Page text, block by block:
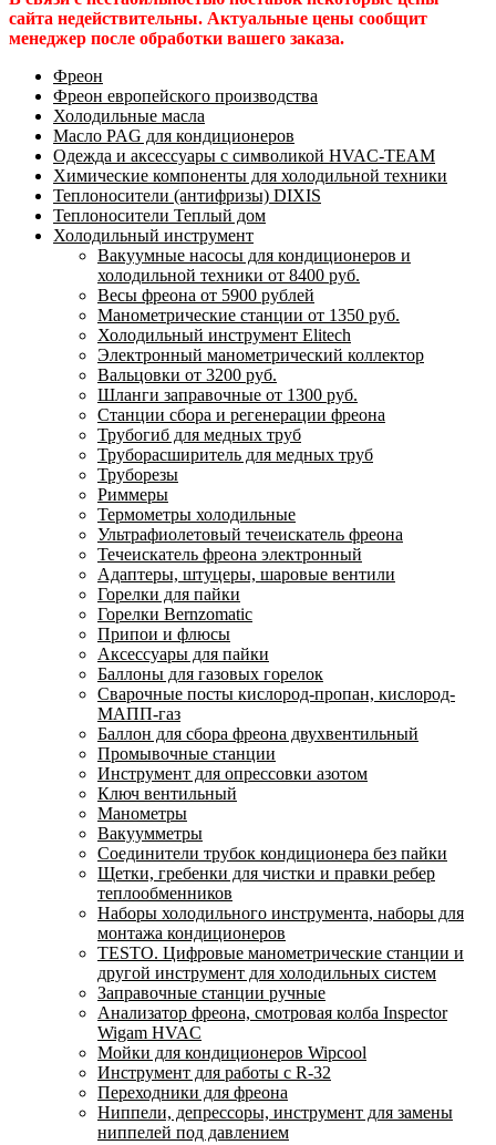
сайта недействительны. Актуальные цены сообщит
менеджер после обработки вашего заказа.
Фреон
Фреон европейского производства
Холодильные масла
Масло PAG для кондиционеров
Одежда и аксессуары с символикой HVAC-TEAM
Химические компоненты для холодильной техники
Теплоносители (антифризы) DIXIS
Теплоносители Теплый дом
Холодильный инструмент
Вакуумные насосы для кондиционеров и
холодильной техники от 8400 руб.
Весы фреона от 5900 рублей
Манометрические станции от 1350 руб.
Холодильный инструмент Elitech
Электронный манометрический коллектор
Вальцовки от 3200 руб.
Шланги заправочные от 1300 руб.
Станции сбора и регенерации фреона
Трубогиб для медных труб
Труборасширитель для медных труб
Труборезы
Риммеры
Термометры холодильные
Ультрафиолетовый течеискатель фреона
Течеискатель фреона электронный
Адаптеры, штуцеры, шаровые вентили
Горелки для пайки
Горелки Bernzomatic
Припои и флюсы
Аксессуары для пайки
Баллоны для газовых горелок
Сварочные посты кислород-пропан, кислород-
МАПП-газ
Баллон для сбора фреона двухвентильный
Промывочные станции
Инструмент для опрессовки азотом
Ключ вентильный
Манометры
Вакуумметры
Соединители трубок кондиционера без пайки
Щетки, гребенки для чистки и правки ребер
теплообменников
Наборы холодильного инструмента, наборы для
монтажа кондиционеров
TESTO. Цифровые манометрические станции и
другой инструмент для холодильных систем
Заправочные станции ручные
Анализатор фреона, смотровая колба Inspector
Wigam HVAC
Мойки для кондиционеров Wipcool
Инструмент для работы с R-32
Переходники для фреона
Ниппели, депрессоры, инструмент для замены
ниппелей под давлением